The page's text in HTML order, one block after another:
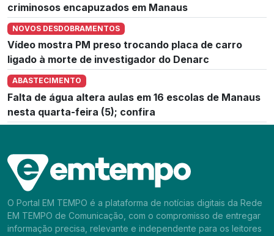
criminosos encapuzados em Manaus
NOVOS DESDOBRAMENTOS
Vídeo mostra PM preso trocando placa de carro
ligado à morte de investigador do Denarc
ABASTECIMENTO
Falta de água altera aulas em 16 escolas de Manaus
nesta quarta-feira (5); confira
O Portal EM TEMPO é a plataforma de notícias digitais da Rede
EM TEMPO de Comunicação, com o compromisso de entregar
informação precisa, relevante e independente para os leitores